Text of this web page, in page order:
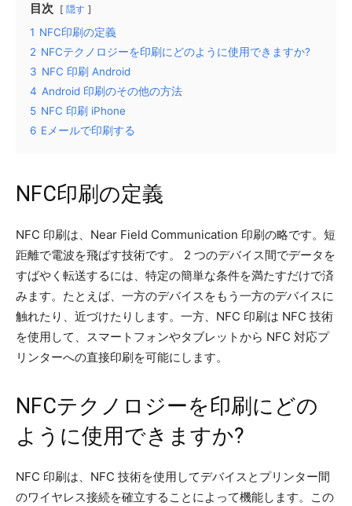
目次 隠す
1 NFC印刷の定義
2 NFCテクノロジーを印刷にどのように使用できますか?
3 NFC 印刷 Android
4 Android 印刷のその他の方法
5 NFC 印刷 iPhone
6 Eメールで印刷する
NFC印刷の定義
NFC 印刷は、Near Field Communication 印刷の略です。短
距離で電波を飛ばす技術です。 2 つのデバイス間でデータを
すばやく転送するには、特定の簡単な条件を満たすだけで済
みます。たとえば、一方のデバイスをもう一方のデバイスに
触れたり、近づけたりします。一方、NFC 印刷は NFC 技術
を使用して、スマートフォンやタブレットから NFC 対応プ
リンターへの直接印刷を可能にします。
NFCテクノロジーを印刷にどの
ように使用できますか?
NFC 印刷は、NFC 技術を使用してデバイスとプリンター間
のワイヤレス接続を確立することによって機能します。この